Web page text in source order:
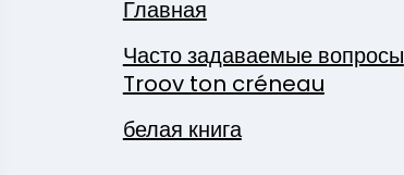
Главная
Часто задаваемые вопросы
Troov ton créneau
белая книга